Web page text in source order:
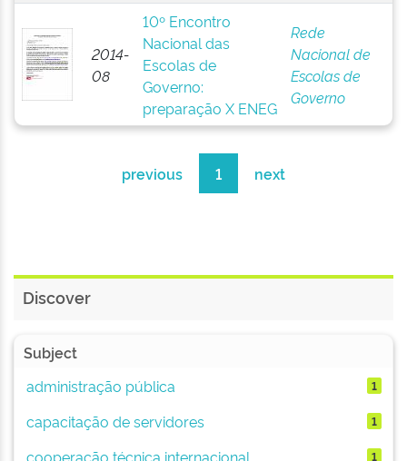
2014-
08
10º Encontro
Nacional das
Escolas de
Governo:
preparação X ENEG
Rede
Nacional de
Escolas de
Governo
previous 1 next
Discover
Subject
administração pública
1
capacitação de servidores 1
cooperação técnica internacional 1